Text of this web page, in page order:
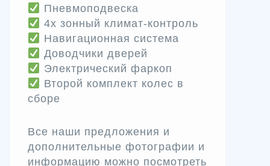
Пневмоподвеска
4х зонный климат-контроль
Навигационная система
Доводчики дверей
Электрический фаркоп
Второй комплект колес в
сборе
Все наши предложения и
дополнительные фотографии и
информацию можно посмотреть